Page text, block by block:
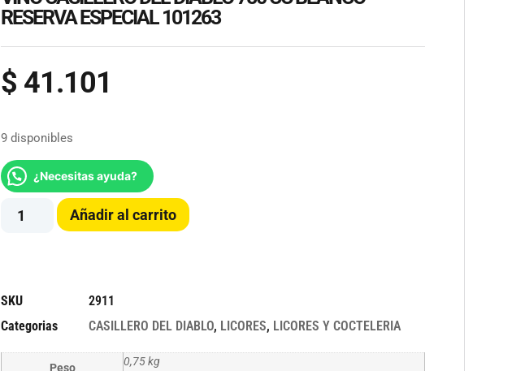
RESERVA ESPECIAL 101263
$ 41.101
9 disponibles
¿Necesitas ayuda?
Añadir al carrito
SKU
2911
Categorias
CASILLERO DEL DIABLO, LICORES, LICORES Y COCTELERIA
Peso 0,75 kg